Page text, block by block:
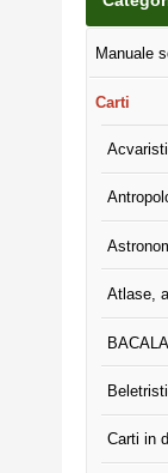
Manuale
Carti
Atlase,
Carti in